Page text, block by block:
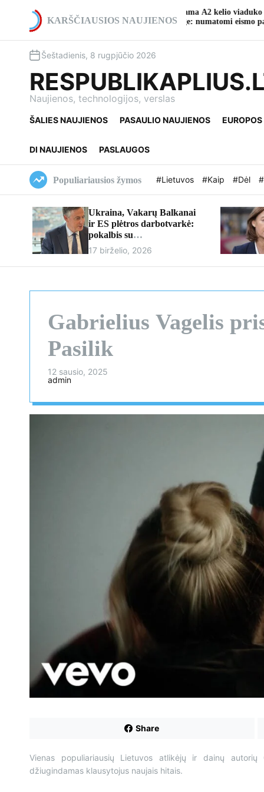
KARŠČIAUSIOS NAUJIENOS
Pradedama A2 kelio viaduko rekonstrukcija ties
Ukmerge: numatomi eismo pakeitimai
Šeštadienis, 8 rugpjūčio 2026
Naujienos, technologijos, verslas
ŠALIES NAUJIENOS PASAULIO NAUJIENOS
DI NAUJIENOS PASLAUGOS
Populiariausios žymos #Lietuvos #Kaip #Dėl
Ukraina, Vakarų Balkanai
ir ES plėtros darbotvarkė:
pokalbis su
europarlamentaru Davidu
McAllisteriu
17 birželio, 2026
Gabrielius Vagelis
Pasilik
12 sausio, 2025
admin
Share
Vienas populiariausių Lietuvos atlikėjų ir dainų autorių
džiugindamas klausytojus naujais hitais.